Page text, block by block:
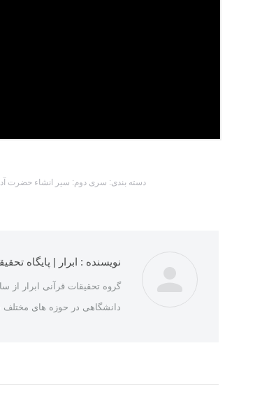
دسته بندی: سری دوم: سیر انشاء حضرت
نویسنده : ابرار | پایگاه
دانشگاهی در حوزه های مختلف